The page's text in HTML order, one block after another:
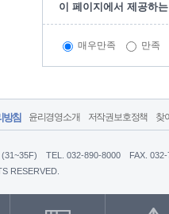
이 페이지에서 제공하
매우만족 만족
방침 윤리경영소개 저작권보호정책 찾
TEL. 032-890-8000
FAX. 032-
RESERVED.